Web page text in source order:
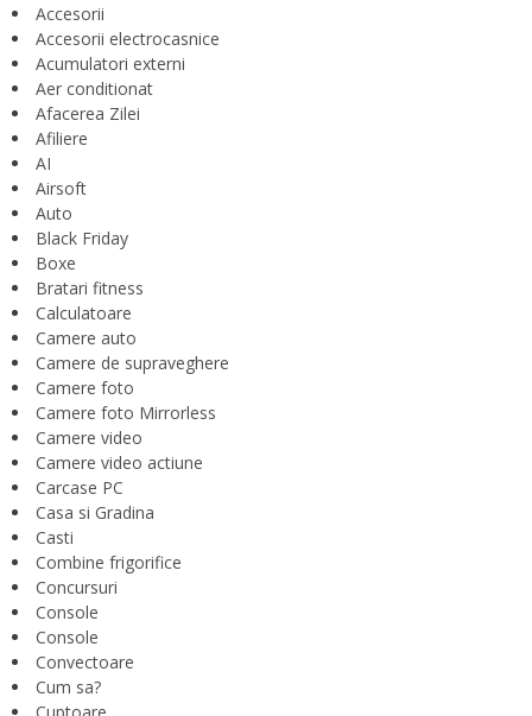
Accesorii
Accesorii electrocasnice
Acumulatori externi
Aer conditionat
Afacerea Zilei
Afiliere
AI
Airsoft
Auto
Black Friday
Boxe
Bratari fitness
Calculatoare
Camere auto
Camere de supraveghere
Camere foto
Camere foto Mirrorless
Camere video
Camere video actiune
Carcase PC
Casa si Gradina
Casti
Combine frigorifice
Concursuri
Console
Console
Convectoare
Cum sa?
Cuptoare